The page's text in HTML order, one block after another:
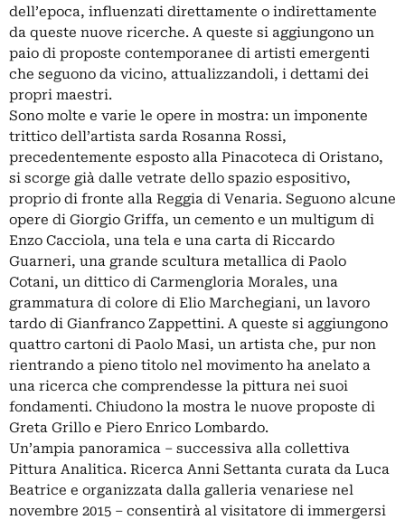
dell’epoca, influenzati direttamente o indirettamente
da queste nuove ricerche. A queste si aggiungono un
paio di proposte contemporanee di artisti emergenti
che seguono da vicino, attualizzandoli, i dettami dei
propri maestri.
Sono molte e varie le opere in mostra: un imponente
trittico dell’artista sarda Rosanna Rossi,
precedentemente esposto alla Pinacoteca di Oristano,
si scorge già dalle vetrate dello spazio espositivo,
proprio di fronte alla Reggia di Venaria. Seguono alcune
opere di Giorgio Griffa, un cemento e un multigum di
Enzo Cacciola, una tela e una carta di Riccardo
Guarneri, una grande scultura metallica di Paolo
Cotani, un dittico di Carmengloria Morales, una
grammatura di colore di Elio Marchegiani, un lavoro
tardo di Gianfranco Zappettini. A queste si aggiungono
quattro cartoni di Paolo Masi, un artista che, pur non
rientrando a pieno titolo nel movimento ha anelato a
una ricerca che comprendesse la pittura nei suoi
fondamenti. Chiudono la mostra le nuove proposte di
Greta Grillo e Piero Enrico Lombardo.
Un’ampia panoramica – successiva alla collettiva
Pittura Analitica. Ricerca Anni Settanta curata da Luca
Beatrice e organizzata dalla galleria venariese nel
novembre 2015 – consentirà al visitatore di immergersi